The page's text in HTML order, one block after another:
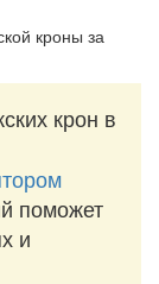
кроны за
крон в
поможет
и